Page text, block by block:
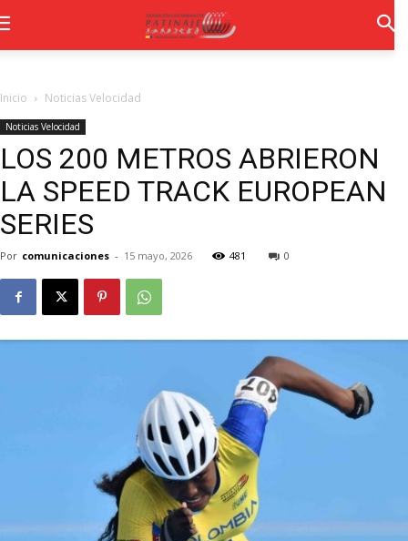
Inicio Noticias Velocidad
Noticias Velocidad
LOS 200 METROS ABRIERON
LA SPEED TRACK EUROPEAN
SERIES
Por comunicaciones - 15 mayo, 2026 481 0